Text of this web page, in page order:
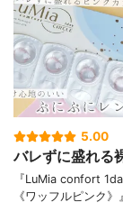
5.00
バレずに盛れる
『LuMia confort
《ワッフルピンク